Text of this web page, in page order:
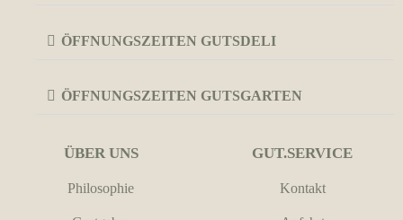
ÖFFNUNGSZEITEN GUTSDELI
ÖFFNUNGSZEITEN GUTSGARTEN
ÜBER UNS
Philosophie
GUT.SERVICE
Kontakt